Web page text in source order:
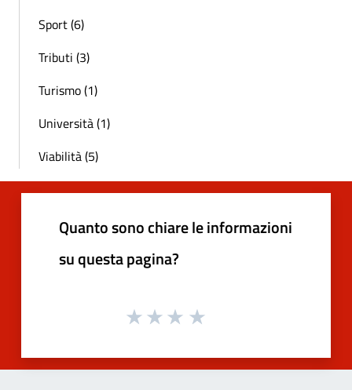
Sport (6)
Tributi (3)
Turismo (1)
Università (1)
Viabilità (5)
Quanto sono chiare le informazioni
su questa pagina?